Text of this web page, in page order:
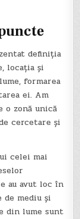
definiția
locația și
formarea
ei. Am
o zonă unică
cercetare și
celei mai
au avut loc în
de mediu și
din lume sunt